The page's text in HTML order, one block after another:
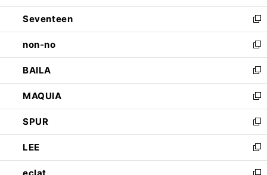
開
く
ウ
で
開
く
ン
ド
ウ
で
開
く
Seventeen
新
し
い
ウ
ィ
ン
ド
ウ
で
開
く
non-no
新
し
い
ウ
ィ
ン
ド
ウ
で
開
く
BAILA
新
し
い
ウ
ィ
ン
ド
ウ
MAQUIA
新
し
い
ウ
ィ
ン
SPUR
新
し
い
ウ
LEE
新
し